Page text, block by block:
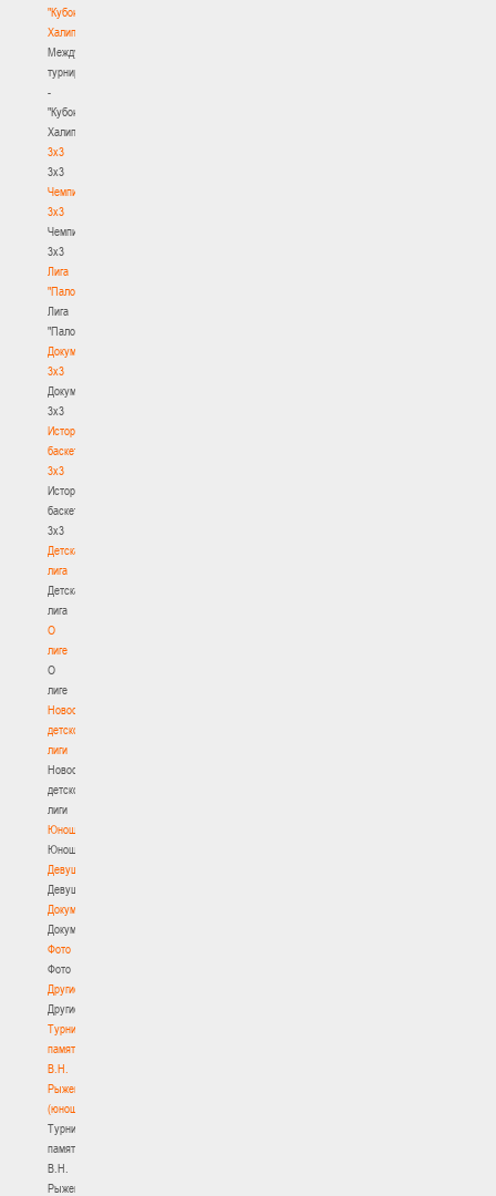
"Кубок
Халипского"
Международный
турнир
-
"Кубок
Халипского"
3x3
3x3
Чемпионат
3х3
Чемпионат
3х3
Лига
"Палова"
Лига
"Палова"
Документы
3х3
Документы
3х3
История
баскетбола
3х3
История
баскетбола
3х3
Детская
лига
Детская
лига
О
лиге
О
лиге
Новости
детской
лиги
Новости
детской
лиги
Юноши
Юноши
Девушки
Девушки
Документы
Документы
Фото
Фото
Другие
Другие
Турнир
памяти
В.Н.
Рыженкова
(юноши)
Турнир
памяти
В.Н.
Рыженкова